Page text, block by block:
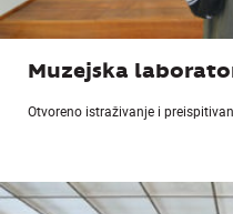
Muzejska
Otvoreno istraživanje i